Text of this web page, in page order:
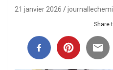
21 janvier 2026
Share